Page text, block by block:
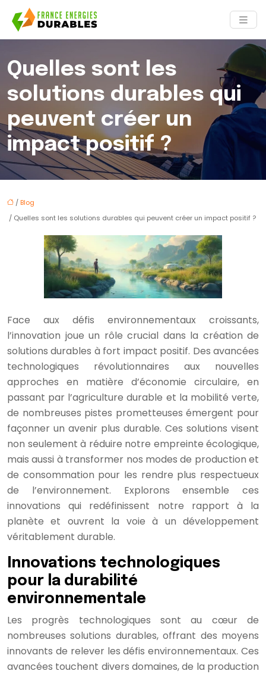
Quelles sont les
solutions durables qui
peuvent créer un
impact positif ?
/ Blog
/ Quelles sont les solutions durables qui peuvent créer un impact positif ?
Face aux défis environnementaux croissants,
l’innovation joue un rôle crucial dans la création de
solutions durables à fort impact positif. Des avancées
technologiques révolutionnaires aux nouvelles
approches en matière d’économie circulaire, en
passant par l’agriculture durable et la mobilité verte,
de nombreuses pistes prometteuses émergent pour
façonner un avenir plus durable. Ces solutions visent
non seulement à réduire notre empreinte écologique,
mais aussi à transformer nos modes de production et
de consommation pour les rendre plus respectueux
de l’environnement. Explorons ensemble ces
innovations qui redéfinissent notre rapport à la
planète et ouvrent la voie à un développement
véritablement durable.
Innovations technologiques
pour la durabilité
environnementale
Les progrès technologiques sont au cœur de
nombreuses solutions durables, offrant des moyens
innovants de relever les défis environnementaux. Ces
avancées touchent divers domaines, de la production